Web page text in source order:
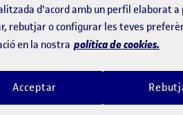
d'acord amb un perfil elaborat
rebutjar o configurar les teves
en la nostra política de cookies.
Acceptar